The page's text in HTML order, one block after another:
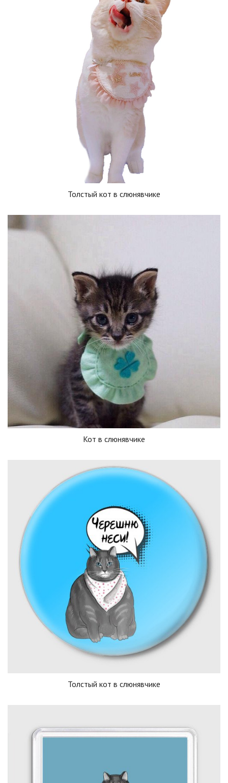
Толстый кот в слюнявчике
Кот в слюнявчике
Толстый кот в слюнявчике